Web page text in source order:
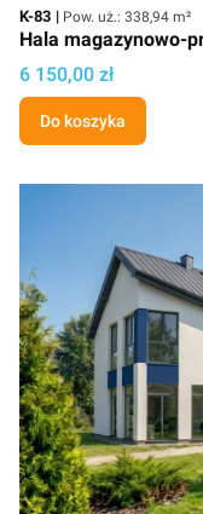
Kod
K-83 Powierzchnia
Pow. uż.: 338,94 m²
Hala magazynowo-
Cena projektu
6 150,00 zł
Do koszyka